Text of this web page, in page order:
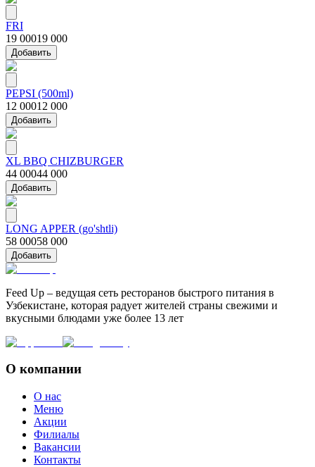
FRI
19 00019 000
Добавить
PEPSI (500ml)
12 00012 000
Добавить
XL BBQ CHIZBURGER
44 00044 000
Добавить
LONG APPER (go'shtli)
58 00058 000
Добавить
Feed Up – ведущая сеть ресторанов быстрого питания в
Узбекистане, которая радует жителей страны свежими и
вкусными блюдами уже более 13 лет
О компании
О нас
Меню
Акции
Филиалы
Вакансии
Контакты